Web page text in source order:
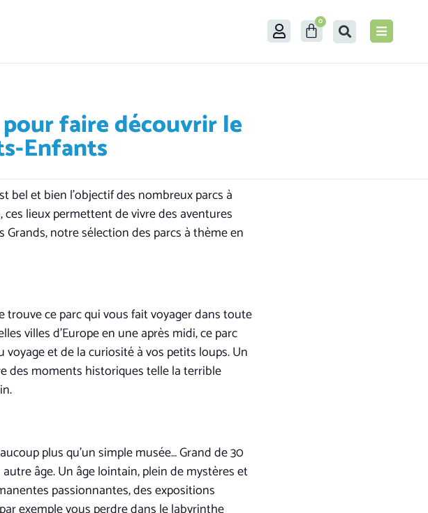
0
faire découvrir le
Enfants
bel et bien l’objectif des nombreux parcs à
lieux permettent de vivre des aventures
notre sélection des parcs à thème en
trouve ce parc qui vous fait voyager dans toute
villes d’Europe en une après midi, ce parc
et de la curiosité à vos petits loups. Un
des moments historiques telle la terrible
plus qu’un simple musée… Grand de 30
âge. Un âge lointain, plein de mystères et
passionnantes, des expositions